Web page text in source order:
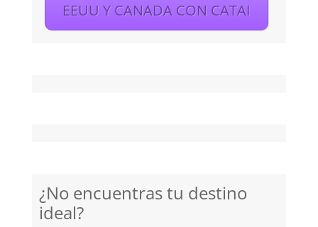
EEUU Y CANADA CON CATAI
¿No encuentras tu destino
ideal?